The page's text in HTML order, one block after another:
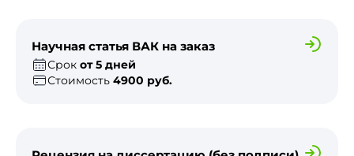
Научная статья ВАК на заказ
Срок от 5 дней
Стоимость 4900 руб.